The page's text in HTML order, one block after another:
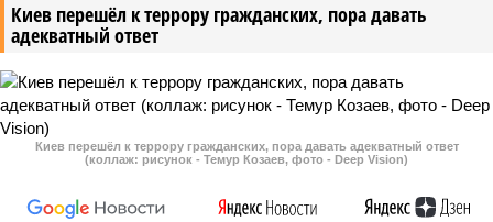
Киев перешёл к террору гражданских, пора давать
адекватный ответ
Киев перешёл к террору гражданских, пора давать адекватный ответ
(коллаж: рисунок - Темур Козаев, фото - Deep Vision)